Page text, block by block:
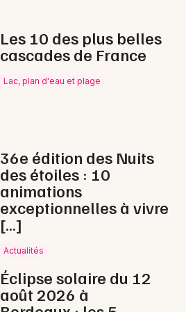
Les 10 des plus belles
cascades de France
Lac, plan d'eau et plage
36e édition des Nuits
des étoiles : 10
animations
exceptionnelles à vivre
[…]
Actualités
Éclipse solaire du 12
août 2026 à